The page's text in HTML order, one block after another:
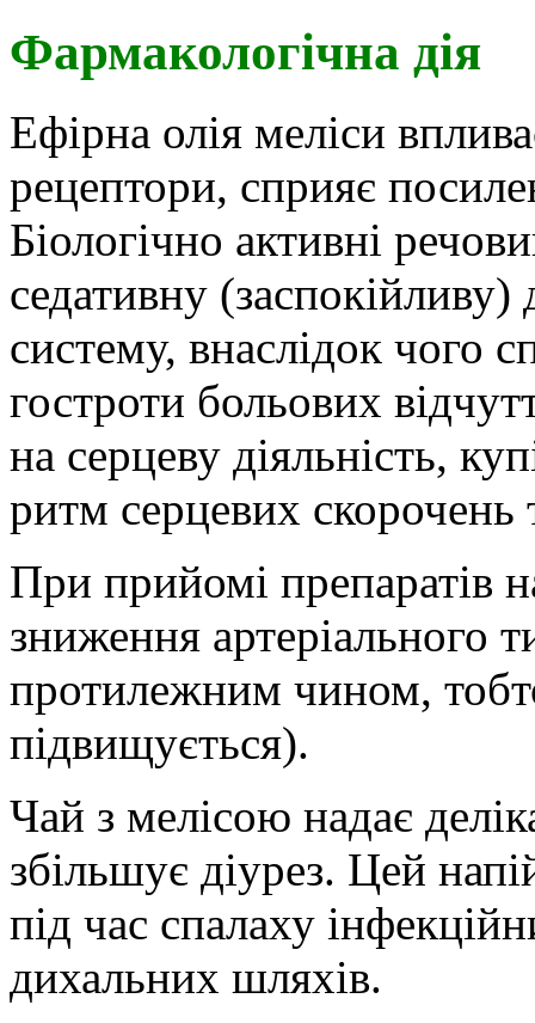
Фармакологічна дія
Ефірна олія меліси
рецептори, сприяє
Біологічно активні
седативну
систему, внаслідок чого
гостроти больових
на серцеву діяльність,
ритм серцевих
При прийомі препаратів
зниження артеріального
протилежним чином,
підвищується).
Чай з мелісою надає
збільшує діурез. Цей
під час спалаху
дихальних шляхів.